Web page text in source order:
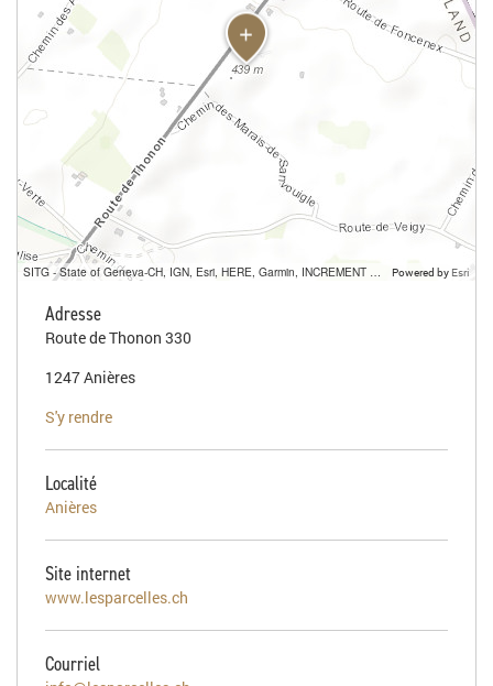
SITG - State of Geneva-CH, IGN, Esri, HERE, Garmin, INCREMENT P, USGS, METI/NASA Powered by Esri
Adresse
Route de Thonon 330
1247 Anières
S'y rendre
Localité
Anières
Site internet
www.lesparcelles.ch
Courriel